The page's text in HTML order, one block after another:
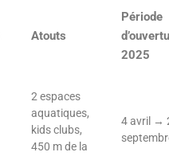
Atouts
Période
2025
2 espaces
aquatiques,
kids clubs,
450 m de la
4 avril →